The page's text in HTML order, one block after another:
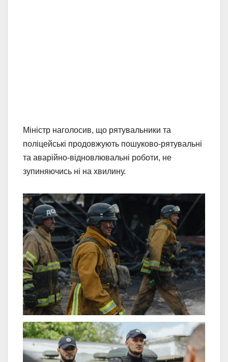
Міністр наголосив, що рятувальники та
поліцейські продовжують пошуково-рятувальні
та аварійно-відновлювальні роботи, не
зупиняючись ні на хвилину.